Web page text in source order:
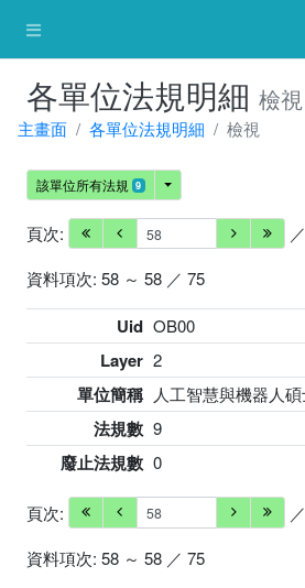
各單位法規明細 檢視
主畫面 各單位法規明細 檢視
該單位所有法規 9
頁次:
資料項次: 58 ～ 58 ／ 75
Uid OB00
Layer 2
單位簡稱 人工智慧與機器人
法規數 9
廢止法規數 0
頁次:
資料項次: 58 ～ 58 ／ 75